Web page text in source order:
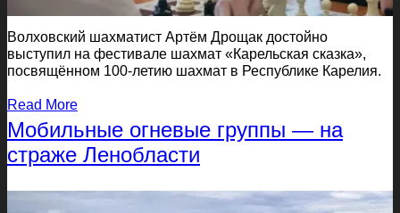
Волховский шахматист Артём Дрощак достойно
выступил на фестивале шахмат «Карельская сказка»,
посвящённом 100-летию шахмат в Республике Карелия.
Read More
Мобильные огневые группы — на
страже Ленобласти